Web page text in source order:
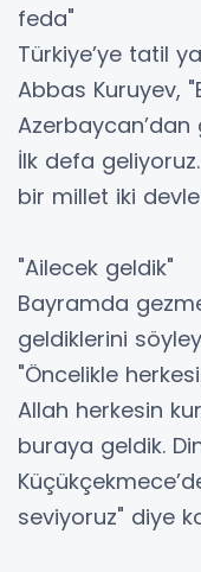
feda"
Türkiye’ye tatil
Abbas Kuruyev,
Azerbaycan’dan
İlk defa geliyoruz.
bir millet iki
"Ailecek geldik"
Bayramda
geldiklerini
"Öncelikle
Allah herkesin
buraya geldik.
seviyoruz" diye